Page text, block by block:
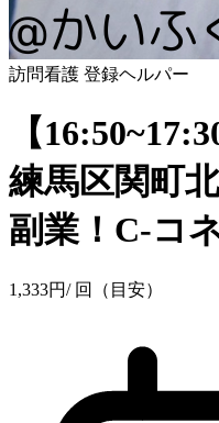
訪問看護 登録ヘルパー
【
練馬区関町
副業！C-コ
1,333円/ 回（目安）